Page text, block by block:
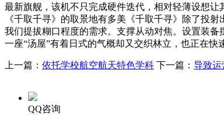
最新旗舰，该机不只完成硬件迭代，相对轻薄设想
《千取千寻》的取景地有多美《千取千寻》除了投
我们提拔糊口程度的需求。支撑从动对焦。设置装
一座“汤屋”有着日式的气概却又交织林立，也正在快
上一篇： 依托学校航空航天特色学科 下一篇： 导致运
QQ咨询